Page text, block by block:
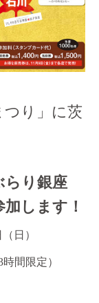
つり」に茨
らり銀座
します！
日）
間限定）